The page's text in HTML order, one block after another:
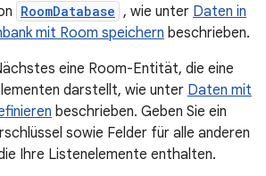
RoomDatabase , wie unter Daten in
mit Room speichern beschrieben.
eine Room-Entität, die eine
darstellt, wie unter Daten mit
beschrieben. Geben Sie ein
sowie Felder für alle anderen
Ihre Listenelemente enthalten.